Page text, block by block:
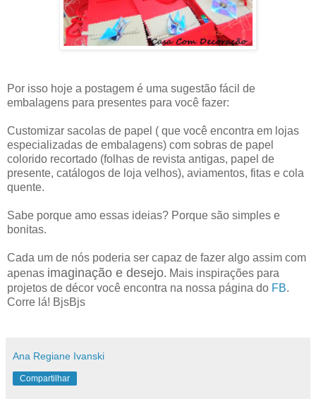
Por isso hoje a postagem é uma sugestão fácil de
embalagens para presentes para você fazer:
Customizar sacolas de papel ( que você encontra em lojas
especializadas de embalagens) com sobras de papel
colorido recortado (folhas de revista antigas, papel de
presente, catálogos de loja velhos), aviamentos, fitas e cola
quente.
Sabe porque amo essas ideias? Porque são simples e
bonitas.
Cada um de nós poderia ser capaz de fazer algo assim com
apenas imaginação e desejo. Mais inspirações para
projetos de décor você encontra na nossa página do FB.
Corre lá! BjsBjs
Ana Regiane Ivanski
Compartilhar